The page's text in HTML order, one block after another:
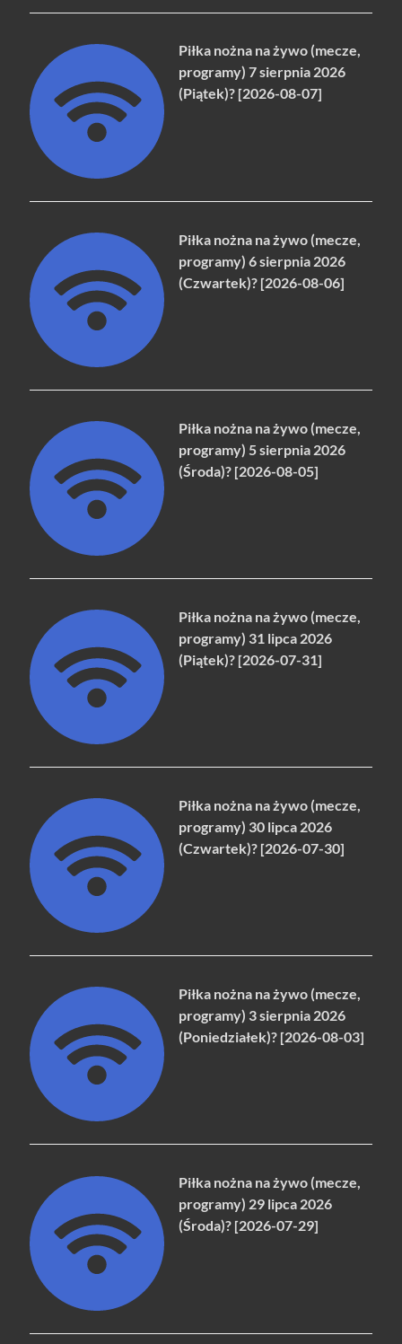
Piłka nożna na żywo (mecze,
programy) 7 sierpnia 2026
(Piątek)? [2026-08-07]
Piłka nożna na żywo (mecze,
programy) 6 sierpnia 2026
(Czwartek)? [2026-08-06]
Piłka nożna na żywo (mecze,
programy) 5 sierpnia 2026
(Środa)? [2026-08-05]
Piłka nożna na żywo (mecze,
programy) 31 lipca 2026
(Piątek)? [2026-07-31]
Piłka nożna na żywo (mecze,
programy) 30 lipca 2026
(Czwartek)? [2026-07-30]
Piłka nożna na żywo (mecze,
programy) 3 sierpnia 2026
(Poniedziałek)? [2026-08-03]
Piłka nożna na żywo (mecze,
programy) 29 lipca 2026
(Środa)? [2026-07-29]